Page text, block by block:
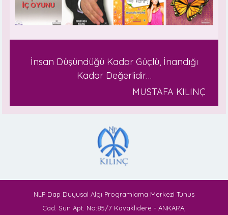
İnsan Düşündüğü Kadar Güçlü, İnandığı
Kadar Değerlidir…
MUSTAFA KILINÇ
NLP Dap Duyusal Algı Programlama Merkezi Tunus
Cad. Sun Apt. No:85/7 Kavaklıdere - ANKARA,